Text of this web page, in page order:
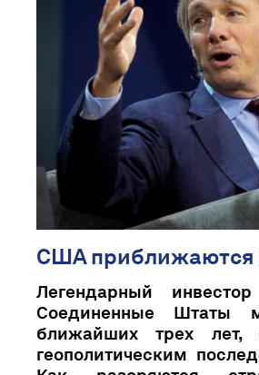
США приближаются
Легендарный
Соединенные Штаты
ближайших трех лет,
геополитическим